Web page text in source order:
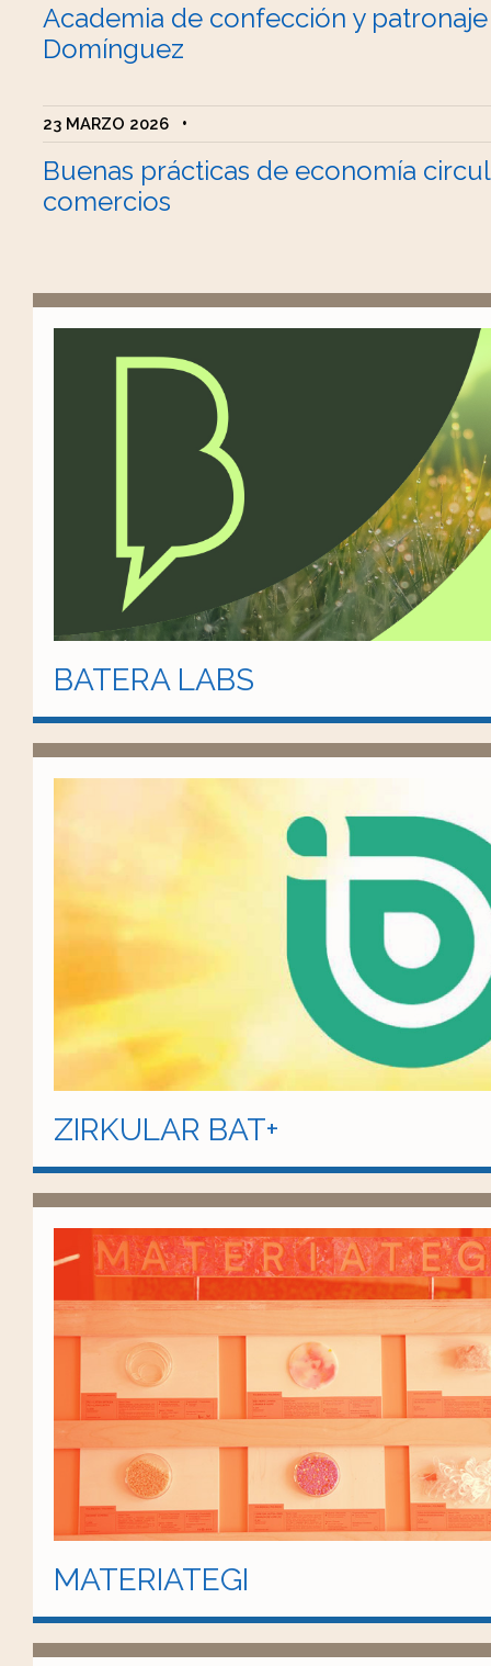
Academia de confección y
Domínguez
23 MARZO 2026 •
Buenas prácticas de economía
comercios
BATERA LABS
ZIRKULAR BAT+
MATERIATEGI